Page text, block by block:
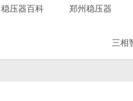
稳压器百科 郑州稳压器
三相